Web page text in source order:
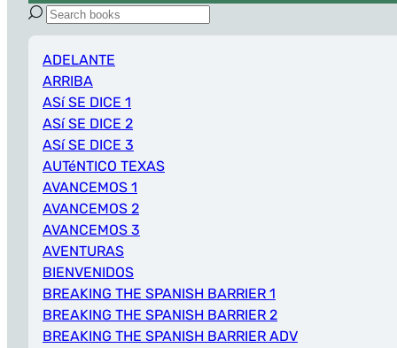
ADELANTE
ARRIBA
ASí SE DICE 1
ASí SE DICE 2
ASí SE DICE 3
AUTéNTICO TEXAS
AVANCEMOS 1
AVANCEMOS 2
AVANCEMOS 3
AVENTURAS
BIENVENIDOS
BREAKING THE SPANISH BARRIER 1
BREAKING THE SPANISH BARRIER 2
BREAKING THE SPANISH BARRIER ADV